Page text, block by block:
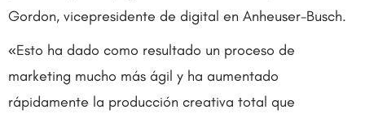
Gordon, vicepresidente de digital en Anheuser-Busch.
«Esto ha dado como resultado un proceso de
marketing mucho más ágil y ha aumentado
rápidamente la producción creativa total que